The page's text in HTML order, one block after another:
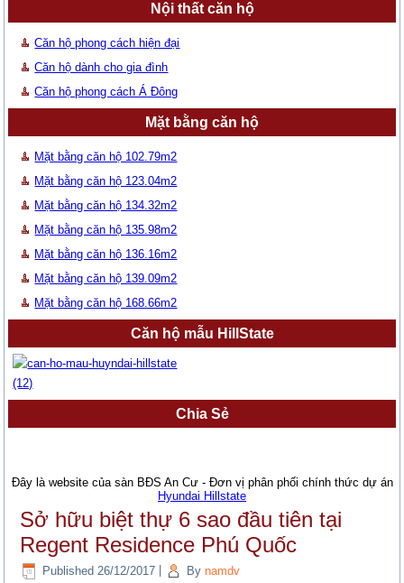
Nội thất căn hộ
Căn hộ phong cách hiện đại
Căn hộ dành cho gia đình
Căn hộ phong cách Á Đông
Mặt bằng căn hộ
Mặt bằng căn hộ 102.79m2
Mặt bằng căn hộ 123.04m2
Mặt bằng căn hộ 134.32m2
Mặt bằng căn hộ 135.98m2
Mặt bằng căn hộ 136.16m2
Mặt bằng căn hộ 139.09m2
Mặt bằng căn hộ 168.66m2
Căn hộ mẫu HillState
Chia Sẻ
Đây là website của sàn BĐS An Cư - Đơn vị phân phối chính thức dự án
Hyundai Hillstate
Sở hữu biệt thự 6 sao đầu tiên tại
Regent Residence Phú Quốc
Published 26/12/2017 By namdv